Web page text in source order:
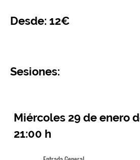
Desde: 12€
Sesiones:
Miércoles 29 de enero
21:00 h